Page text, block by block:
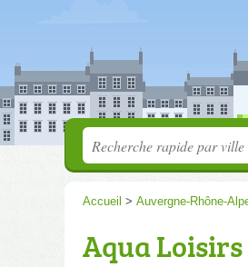
Accueil > Auvergne-Rhône-
Aqua